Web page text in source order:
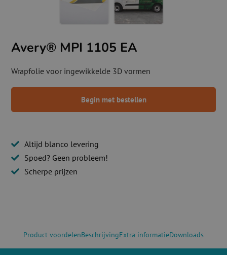
Avery® MPI 1105 EA
Wrapfolie voor ingewikkelde 3D vormen
Begin met bestellen
Altijd blanco levering
Spoed? Geen probleem!
Scherpe prijzen
Product voordelenBeschrijvingExtra informatieDownloads